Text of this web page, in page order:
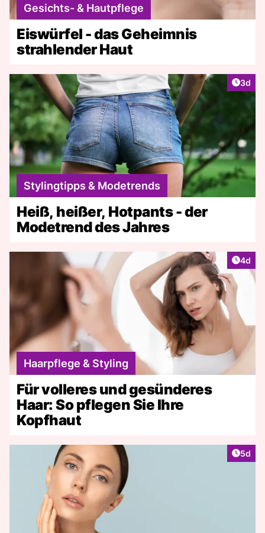
Gesichts- & Hautpflege
Eiswürfel - das Geheimnis
strahlender Haut
3d
Stylingtipps & Modetrends
Heiß, heißer, Hotpants - der
Modetrend des Jahres
4d
Haarpflege & Styling
Für volleres und gesünderes
Haar: So pflegen Sie Ihre
Kopfhaut
5d